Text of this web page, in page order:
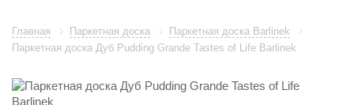
Главная Паркетная доска
Паркетная доска Barlinek
Паркетная доска Дуб Pudding Grande Tastes of Life Barlinek